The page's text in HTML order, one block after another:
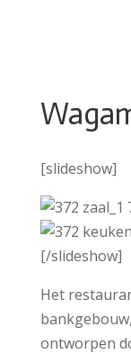
[slideshow]
[/slideshow]
Het
ontworpen